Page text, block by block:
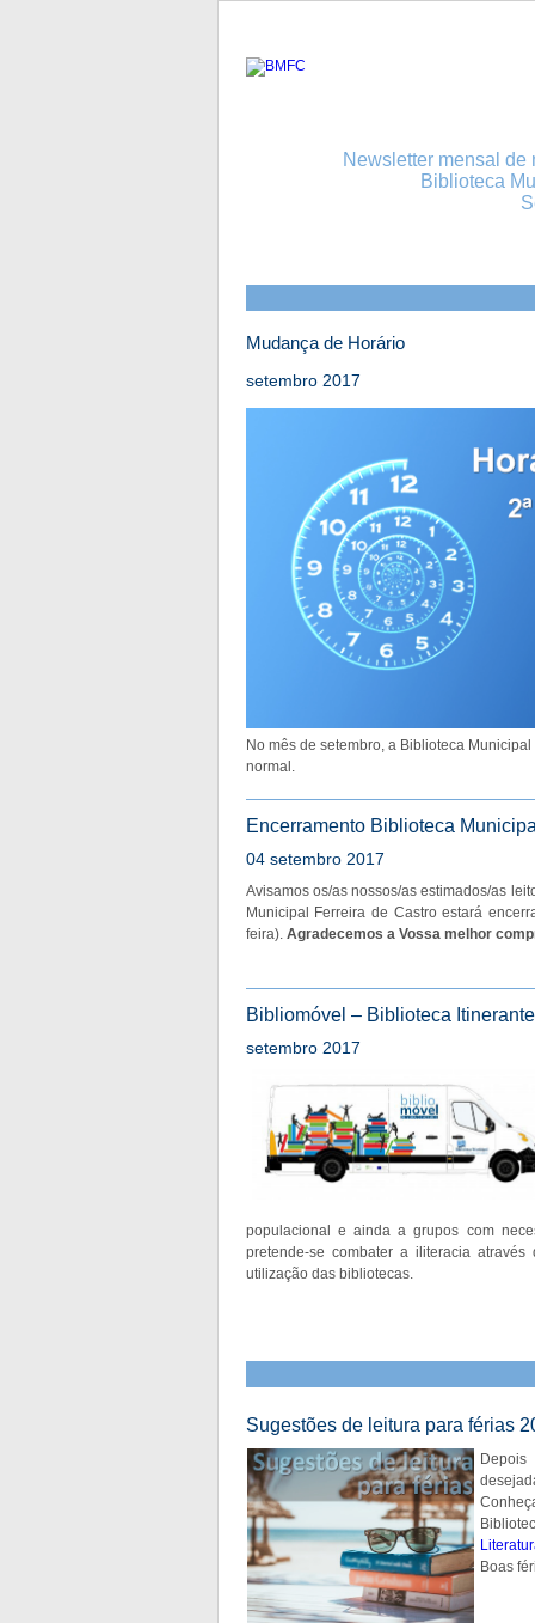
Newsletter mensal
Biblioteca
Mudança de Horário
setembro 2017
No mês de setembro, a Biblioteca
normal.
Encerramento Biblioteca
04 setembro 2017
Avisamos os/as nossos/as estimados/as
Municipal Ferreira de Castro estará
feira). Agradecemos a Vossa melhor
Bibliomóvel – Biblioteca
setembro 2017
populacional e ainda a grupos com
pretende-se combater a iliteracia
utilização das bibliotecas.
Sugestões de leitura para férias
Boas